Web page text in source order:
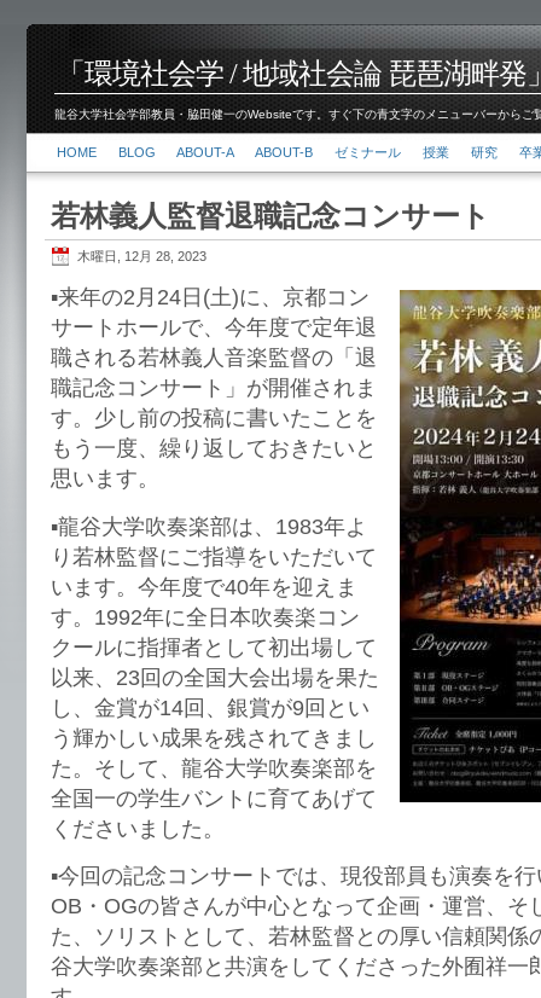
「環境社会学 / 地域社会論 琵琶湖畔発
龍谷大学社会学部教員・脇田健一のWebsiteです。すぐ下の青文字のメニューバーから
HOME BLOG ABOUT-A ABOUT-B ゼミナール 授業 研究 卒
若林義人監督退職記念コンサート
木曜日, 12月 28, 2023
▪️来年の2月24日(土)に、京都コン
サートホールで、今年度で定年退
職される若林義人音楽監督の「退
職記念コンサート」が開催されま
す。少し前の投稿に書いたことを
もう一度、繰り返しておきたいと
思います。
▪️龍谷大学吹奏楽部は、1983年よ
り若林監督にご指導をいただいて
います。今年度で40年を迎えま
す。1992年に全日本吹奏楽コン
クールに指揮者として初出場して
以来、23回の全国大会出場を果た
し、金賞が14回、銀賞が9回とい
う輝かしい成果を残されてきまし
た。そして、龍谷大学吹奏楽部を
全国一の学生バントに育てあげて
くださいました。
▪️今回の記念コンサートでは、現役部員も演奏を
OB・OGの皆さんが中心となって企画・運営、そ
た、ソリストとして、若林監督との厚い信頼関係
谷大学吹奏楽部と共演をしてくださった外囿祥一